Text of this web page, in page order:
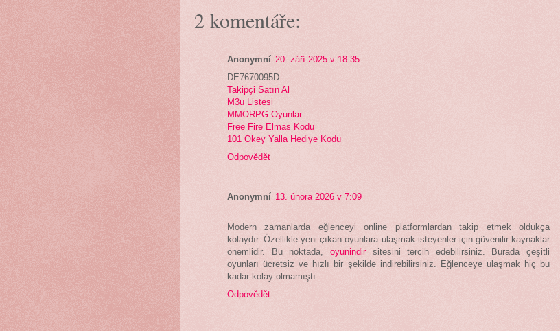
2 komentáře:
Anonymní 20. září 2025 v 18:35
DE7670095D
Takipçi Satın Al
M3u Listesi
MMORPG Oyunlar
Free Fire Elmas Kodu
101 Okey Yalla Hediye Kodu
Odpovědět
Anonymní 13. února 2026 v 7:09
Modern zamanlarda eğlenceyi online platformlardan takip etmek oldukça
kolaydır. Özellikle yeni çıkan oyunlara ulaşmak isteyenler için güvenilir kaynaklar
önemlidir. Bu noktada, oyunindirsitesini tercih edebilirsiniz. Burada çeşitli
oyunları ücretsiz ve hızlı bir şekilde indirebilirsiniz. Eğlenceye ulaşmak hiç bu
kadar kolay olmamıştı.
Odpovědět